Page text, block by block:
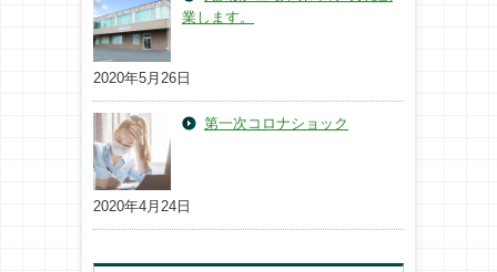
業します。
2020年5月26日
第一次コロナショック
2020年4月24日